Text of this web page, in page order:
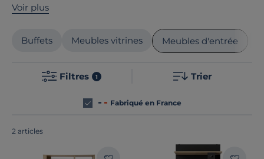
rangement avec miroir ou banc multifonction…
avec soin pour allier
style, fonctionnalité et
. Le point commun de ces meubles
Voir plus
Buffets Meubles vitrines Meubles d'entrée
Filtres 1 Trier
Fabriqué en France
2 articles